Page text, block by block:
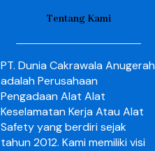
Tentang Kami
PT. Dunia Cakrawala Anugerah
adalah Perusahaan
Pengadaan Alat Alat
Keselamatan Kerja Atau Alat
Safety yang berdiri sejak
tahun 2012. Kami memiliki visi